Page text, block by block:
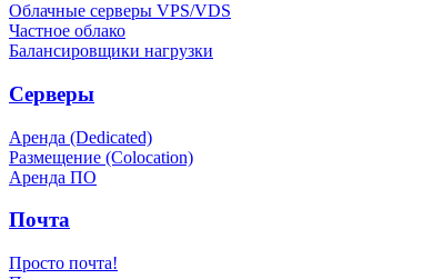
Облачные серверы VPS/VDS
Частное облако
Балансировщики нагрузки
Серверы
Аренда (Dedicated)
Размещение (Colocation)
Аренда ПО
Почта
Просто почта!